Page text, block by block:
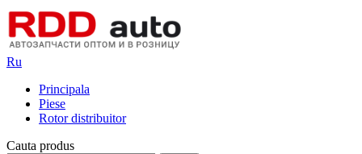
Ru
Principala
Piese
Rotor distribuitor
Cauta produs